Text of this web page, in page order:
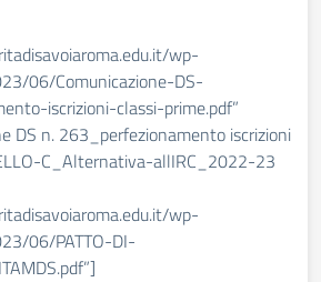
wp-
06/Comunicazione-DS-
iscrizioni-classi-prime.pdf”
DS n. 263_perfezionamento iscrizioni
C_Alternativa-allIRC_2022-23
wp-
06/PATTO-DI-